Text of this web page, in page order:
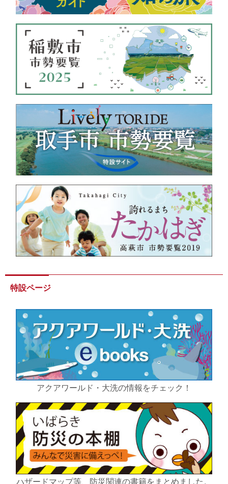
特設ページ
アクアワールド・大洗の情報をチェック！
ハザードマップ等、防災関連の書籍をまとめました。